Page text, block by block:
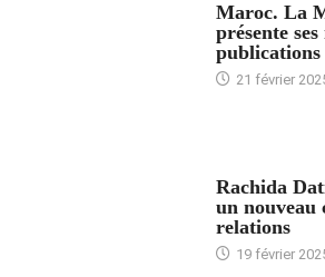
Maroc. La
présente
publications
21 février
Rachida
un nouveau
relations
19 février